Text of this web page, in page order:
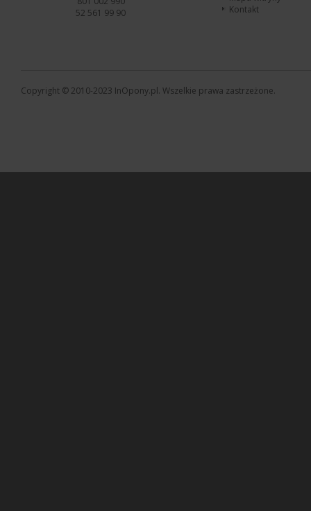
52 561 99 90
Kontakt
Copyright © 2010-2023 InOpony.pl. Wszelkie prawa zastrzeżone.